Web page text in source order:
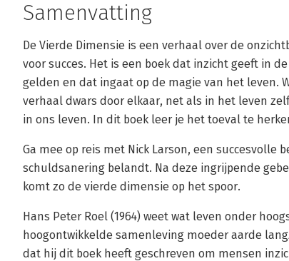
Samenvatting
De Vierde Dimensie is een verhaal over de
voor succes. Het is een boek dat inzicht geeft in
gelden en dat ingaat op de magie van het leven.
verhaal dwars door elkaar, net als in het leven
in ons leven. In dit boek leer je het toeval te
Ga mee op reis met Nick Larson, een succesvolle
schuldsanering belandt. Na deze ingrijpende
komt zo de vierde dimensie op het spoor.
Hans Peter Roel (1964) weet wat leven onder
hoogontwikkelde samenleving moeder aarde
dat hij dit boek heeft geschreven om mensen